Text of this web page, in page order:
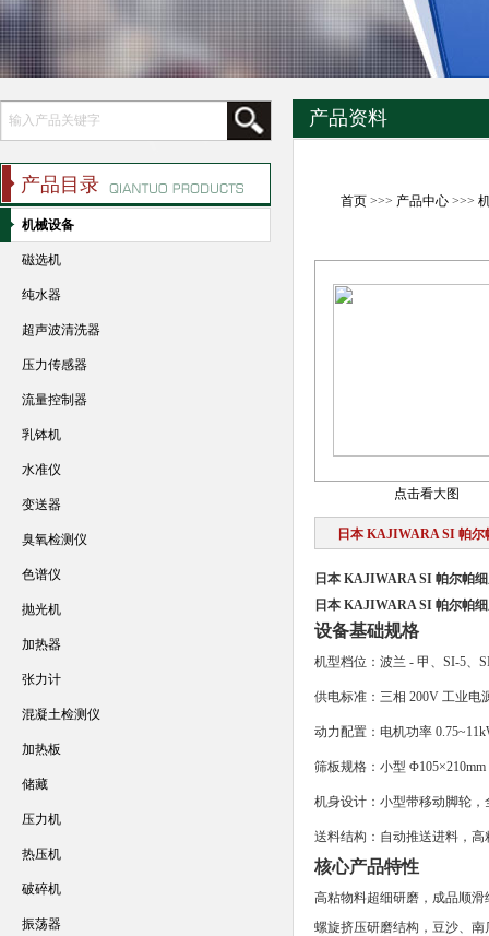
产品资料
首页>>> 产品中心>>>
点击看大图
日本 KAJIWARA SI 帕尔
日本 KAJIWARA SI 帕尔帕
日本 KAJIWARA SI 帕尔帕
设备基础规格
机型档位：波兰 - 甲、SI-5、
供电标准：三相 200V 工业电
动力配置：电机功率
筛板规格：小型
机身设计：小型带移动脚轮
送料结构：自动推送进料，
核心产品特性
高粘物料超细研磨，成品顺滑
螺旋挤压研磨结构，豆沙、
产品目录
机械设备
磁选机
纯水器
超声波清洗器
压力传感器
流量控制器
乳钵机
水准仪
变送器
臭氧检测仪
色谱仪
抛光机
加热器
张力计
混凝土检测仪
加热板
储藏
压力机
热压机
破碎机
振荡器